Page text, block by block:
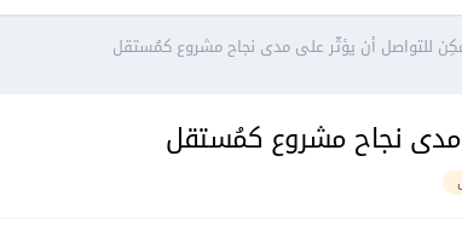
للتواصل أن يؤثّر على مدى نجاح مشروع كمُستقل
مدى نجاح مشروع كمُستقل